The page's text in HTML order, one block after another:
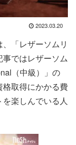
2023.03.20
「レザーソムリ
ではレザーソム
（中級）」の
取得にかかる費
楽しんでいる人